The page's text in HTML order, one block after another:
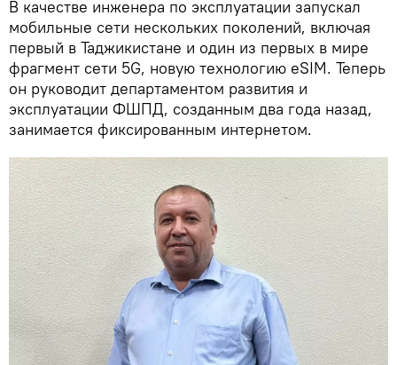
В качестве инженера по эксплуатации запускал
мобильные сети нескольких поколений, включая
первый в Таджикистане и один из первых в мире
фрагмент сети 5G, новую технологию eSIM. Теперь
он руководит департаментом развития и
эксплуатации ФШПД, созданным два года назад,
занимается фиксированным интернетом.